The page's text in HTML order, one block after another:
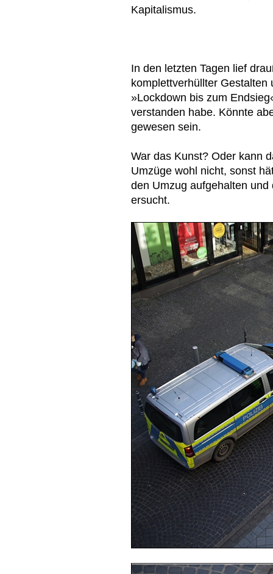
Kapitalismus.
In den letzten Tagen lief
komplettverhüllter Gestalten
»Lockdown bis zum
verstanden habe. Könnte
gewesen sein.
War das Kunst? Oder kann
Umzüge wohl nicht, sonst
den Umzug aufgehalten
ersucht.